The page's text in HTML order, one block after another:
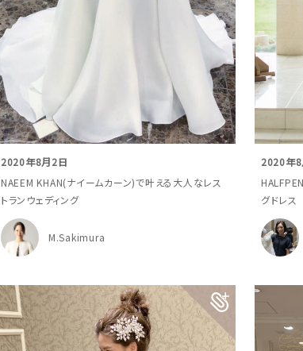
2020年8月2日
NAEEM KHAN(ナイームカーン)で叶える大人なレス
トランウェディング
M.Sakimura
2020年
グドレス